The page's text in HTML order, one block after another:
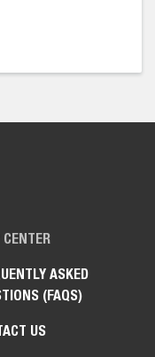
CENTER
ASKED
(FAQS)
US